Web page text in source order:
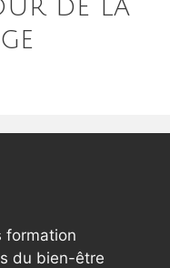
de la
formation
du bien-être